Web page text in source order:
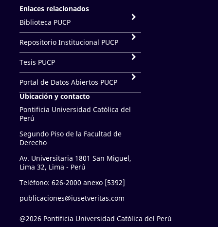
Enlaces relacionados
Biblioteca PUCP
Repositorio Institucional PUCP
Tesis PUCP
Portal de Datos Abiertos PUCP
Ubicación y contacto
Pontificia Universidad Católica del
Perú
Segundo Piso de la Facultad de
Derecho
Av. Universitaria 1801 San Miguel,
Lima 32, Lima - Perú
Teléfono: 626-2000 anexo [5392]
publicaciones@iusetveritas.com
@2026 Pontificia Universidad Católica del Perú